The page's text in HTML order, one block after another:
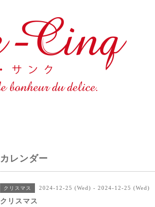
カレンダー
クリスマス 2024-12-25 (Wed) - 2024-12-25 (Wed)
クリスマス